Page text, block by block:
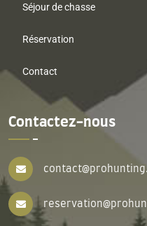
Séjour de chasse
Réservation
Contact
Contactez-nous